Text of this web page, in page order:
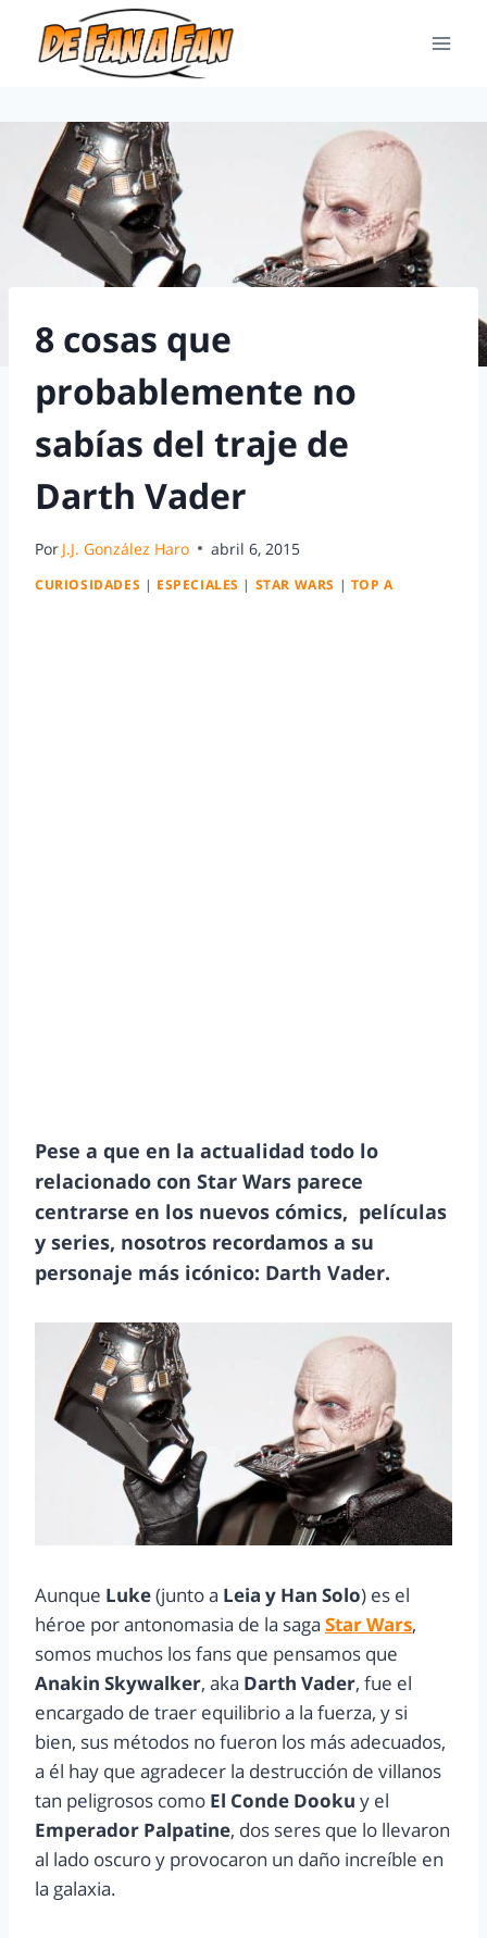
8 cosas que
probablemente no
sabías del traje de
Darth Vader
Por J.J. González Haro abril 6, 2015
CURIOSIDADES | ESPECIALES | STAR WARS | TOP A
Pese a que en la actualidad todo lo
relacionado con Star Wars parece
centrarse en los nuevos cómics, películas
y series, nosotros recordamos a su
personaje más icónico: Darth Vader.
Aunque Luke(junto a Leia y Han Solo) es el
héroe por antonomasia de la saga Star Wars,
somos muchos los fans que pensamos que
Anakin Skywalker, aka Darth Vader, fue el
encargado de traer equilibrio a la fuerza, y si
bien, sus métodos no fueron los más adecuados,
a él hay que agradecer la destrucción de villanos
tan peligrosos como El Conde Dooku y el
Emperador Palpatine, dos seres que lo llevaron
al lado oscuro y provocaron un daño increíble en
la galaxia.